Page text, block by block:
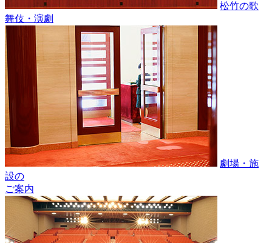
松竹の歌
舞伎・演劇
劇場・施
設の
ご案内